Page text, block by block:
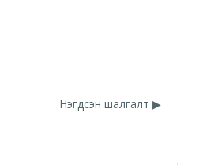
Нэгдсэн шалгалт ▶︎